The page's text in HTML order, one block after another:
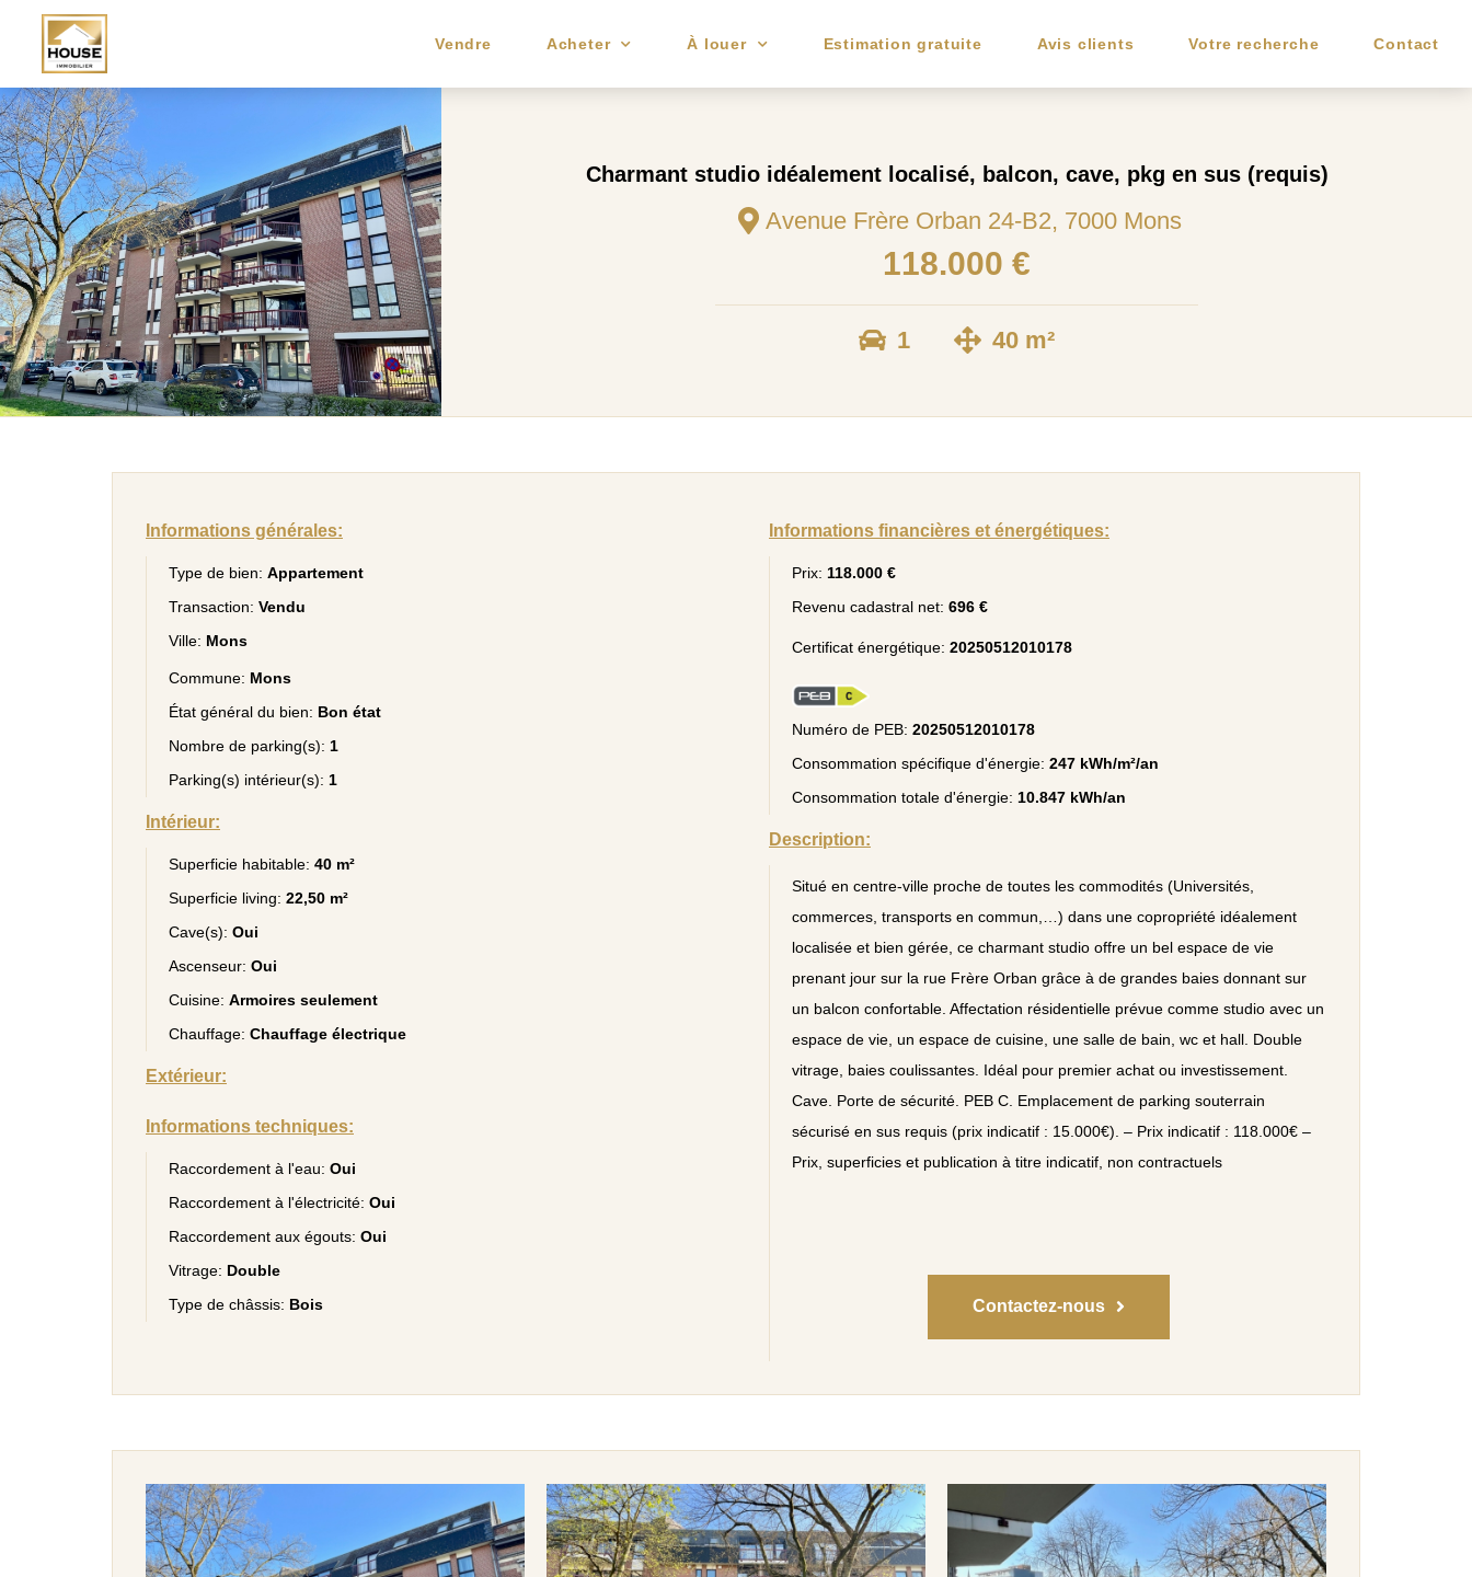
Vendre Acheter À louer Estimation gratuite Avis clients Votre recherche Contact
Charmant studio idéalement localisé, balcon, cave, pkg en sus (requis)
Avenue Frère Orban 24-B2, 7000 Mons
118.000 €
1 40 m²
Informations générales:
Type de bien: Appartement
Transaction: Vendu
Ville: Mons
Commune: Mons
État général du bien: Bon état
Nombre de parking(s): 1
Parking(s) intérieur(s): 1
Intérieur:
Superficie habitable: 40 m²
Superficie living: 22,50 m²
Cave(s): Oui
Ascenseur: Oui
Cuisine: Armoires seulement
Chauffage: Chauffage électrique
Extérieur:
Informations techniques:
Raccordement à l'eau: Oui
Raccordement à l'électricité: Oui
Raccordement aux égouts: Oui
Vitrage: Double
Type de châssis: Bois
Informations financières et énergétiques:
Prix: 118.000 €
Revenu cadastral net: 696 €
Certificat énergétique: 20250512010178
Numéro de PEB: 20250512010178
Consommation spécifique d'énergie: 247 kWh/m²/an
Consommation totale d'énergie: 10.847 kWh/an
Description:
Situé en centre-ville proche de toutes les commodités (Universités,
commerces, transports en commun,…) dans une copropriété idéalement
localisée et bien gérée, ce charmant studio offre un bel espace de vie
prenant jour sur la rue Frère Orban grâce à de grandes baies donnant sur
un balcon confortable. Affectation résidentielle prévue comme studio avec un
espace de vie, un espace de cuisine, une salle de bain, wc et hall. Double
vitrage, baies coulissantes. Idéal pour premier achat ou investissement.
Cave. Porte de sécurité. PEB C. Emplacement de parking souterrain
sécurisé en sus requis (prix indicatif : 15.000€). – Prix indicatif : 118.000€ –
Prix, superficies et publication à titre indicatif, non contractuels
Contactez-nous